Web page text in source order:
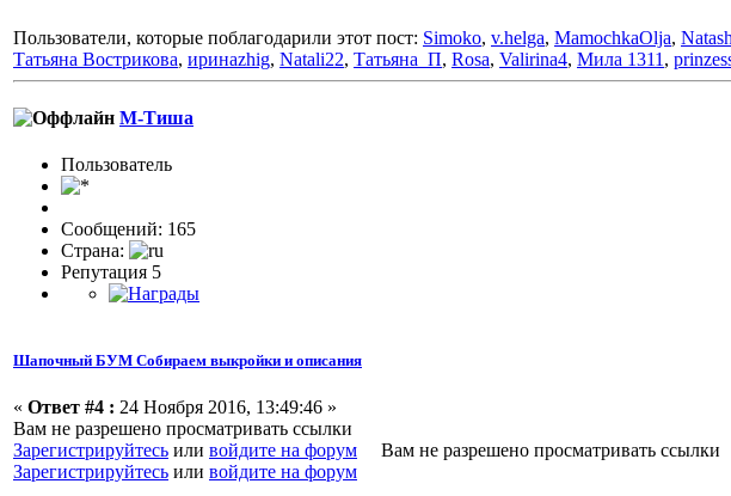
Пользователи, которые поблагодарили этот пост: Simoko, v.helga, MamochkaOlja,
Татьяна Вострикова, иринаzhig, Natali22, Татьяна_П, Rosa, Valirina4, Мила 1311 ,
М-Тиша
Пользовaтeль
Сообщений: 165
Страна:
Репутация 5
Шапочный БУМ Собираем выкройки и описания
« Ответ #4 : 24 Ноября 2016, 13:49:46 »
Вам не разрешено просматривать ссылки
Зарегистрируйтесь или войдите на форум Вам не разрешено просматривать ссылки
Зарегистрируйтесь или войдите на форум